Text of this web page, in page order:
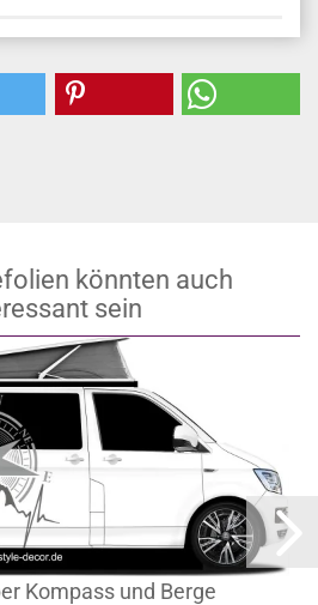
könnten auch
sein
Kompass und Berge